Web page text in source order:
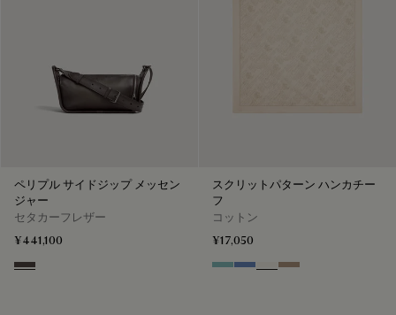
ペリプル サイドジップ メッセン
ジャー
セタカーフレザー
¥441,100
Grey
スクリットパターン ハンカチー
フ
コットン
¥17,050
Aquamarine
WoadButter Cream
Milky Brown